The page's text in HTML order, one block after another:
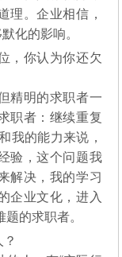
理。企业相信，
化的影响。
，你认为你还欠
精明的求职者一
职者：继续重复
我的能力来说，
验，这个问题我
解决，我的学习
企业文化，进入
的求职者。